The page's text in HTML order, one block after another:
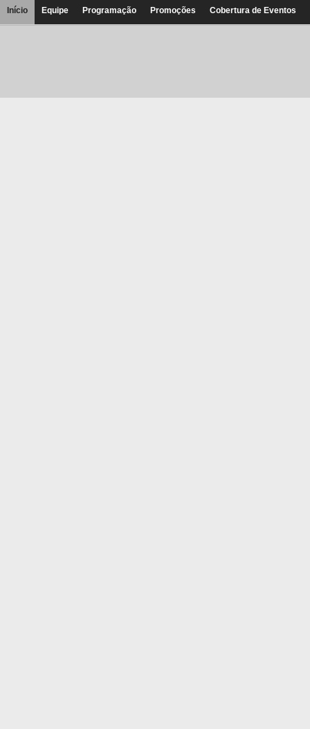
Início Equipe Programação Promoções Cobertura de Eventos